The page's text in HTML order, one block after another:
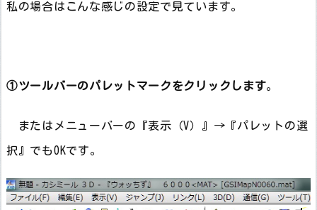
私の場合はこんな感じの設定で見ています。
①ツールバーのパレットマークをクリックします。
またはメニューバーの『表示（V）』→『パレットの選
択』でもOKです。